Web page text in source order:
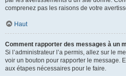
comprenez pas les raisons de votre
Haut
Comment rapporter des messages à un
Si l’administrateur l’a permis, allez sur le
voir un bouton pour rapporter le message.
aux étapes nécessaires pour le faire.